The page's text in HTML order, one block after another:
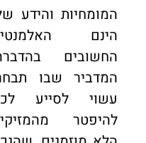
המומחיות והידע שלו
הינם האלמנטים
החשובים בהדברה.
המדביר שבו תבחרו
עשוי לסייע לכם
להיפטר מהמזיקים